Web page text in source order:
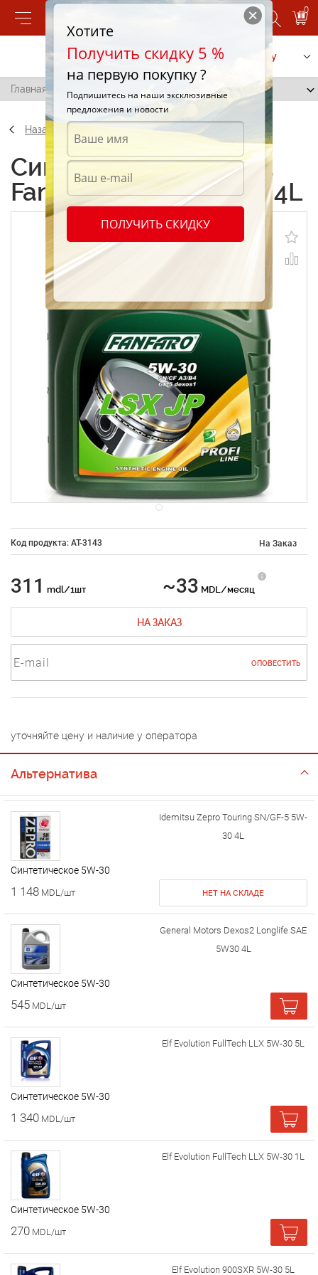
0
Позвонить Заказать услугу
Главная /
Назад
Синтетические масла
FanFaro LSX JP 5W-30 4L
Код продукта: AT-3143 На Заказ
311 mdl/1шт ~33 MDL/месяц
НА ЗАКАЗ
ОПОВЕСТИТЬ
уточняйте цену и наличие у оператора
Альтернатива
Idemitsu Zepro Touring SN/GF-5 5W-
30 4L
Cинтетическое 5W-30
1 148 MDL/шт НЕТ НА СКЛАДЕ
General Motors Dexos2 Longlife SAE
5W30 4L
Cинтетическое 5W-30
545 MDL/шт
Elf Evolution FullTech LLX 5W-30 5L
Cинтетическое 5W-30
1 340 MDL/шт
Elf Evolution FullTech LLX 5W-30 1L
Cинтетическое 5W-30
270 MDL/шт
Elf Evolution 900SXR 5W-30 5L
Хотите
Получить скидку 5 %
на первую покупку ?
Подпишитесь на наши эксклюзивные
предложения и новости
ПОЛУЧИТЬ СКИДКУ